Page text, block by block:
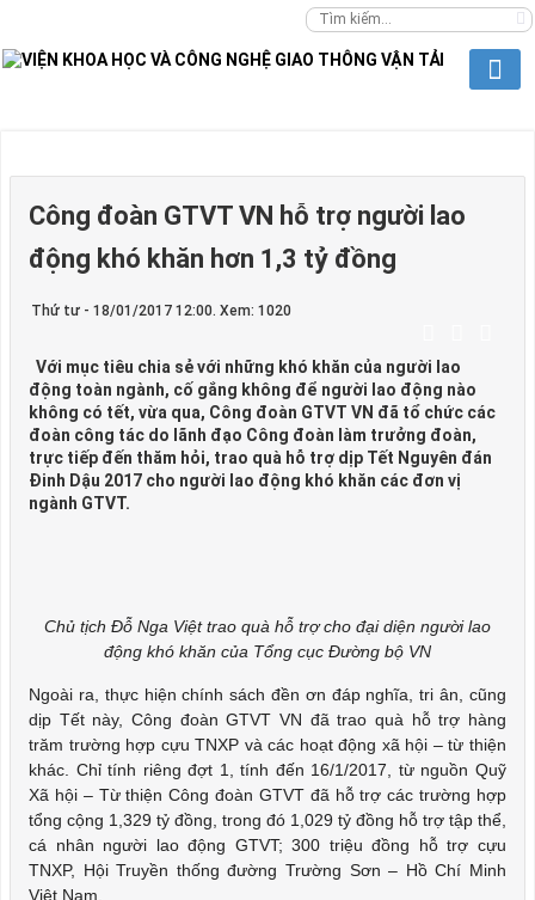
Công đoàn GTVT VN hỗ trợ người lao
động khó khăn hơn 1,3 tỷ đồng
Thứ tư - 18/01/2017 12:00. Xem: 1020
Với mục tiêu chia sẻ với những khó khăn của người lao
động toàn ngành, cố gắng không để người lao động nào
không có tết, vừa qua, Công đoàn GTVT VN đã tổ chức các
đoàn công tác do lãnh đạo Công đoàn làm trưởng đoàn,
trực tiếp đến thăm hỏi, trao quà hỗ trợ dịp Tết Nguyên đán
Đinh Dậu 2017 cho người lao động khó khăn các đơn vị
ngành GTVT.
Chủ tịch Đỗ Nga Việt trao quà hỗ trợ cho đại diện người lao
động khó khăn của Tổng cục Đường bộ VN
Ngoài ra, thực hiện chính sách đền ơn đáp nghĩa, tri ân, cũng
dịp Tết này, Công đoàn GTVT VN đã trao quà hỗ trợ hàng
trăm trường hợp cựu TNXP và các hoạt động xã hội – từ thiện
khác. Chỉ tính riêng đợt 1, tính đến 16/1/2017, từ nguồn Quỹ
Xã hội – Từ thiện Công đoàn GTVT đã hỗ trợ các trường hợp
tổng cộng 1,329 tỷ đồng, trong đó 1,029 tỷ đồng hỗ trợ tập thể,
cá nhân người lao động GTVT; 300 triệu đồng hỗ trợ cựu
TNXP, Hội Truyền thống đường Trường Sơn – Hồ Chí Minh
Việt Nam.